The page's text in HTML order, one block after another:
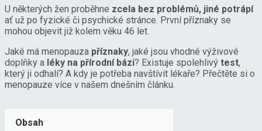
U některých žen proběhne zcela bez problémů, jiné potrápí
ať už po fyzické či psychické stránce. První příznaky se
mohou objevit již kolem věku 46 let.
Jaké má menopauza příznaky, jaké jsou vhodné výživové
doplňky a léky na přírodní bázi? Existuje spolehlivý test,
který ji odhalí? A kdy je potřeba navštívit lékaře? Přečtěte si o
menopauze více v našem dnešním článku.
Obsah